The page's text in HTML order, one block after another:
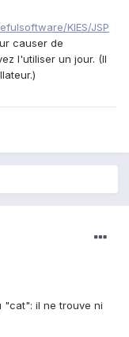
KIES/JSP
causer de
l'utiliser un jour. (Il
"cat": il ne trouve ni